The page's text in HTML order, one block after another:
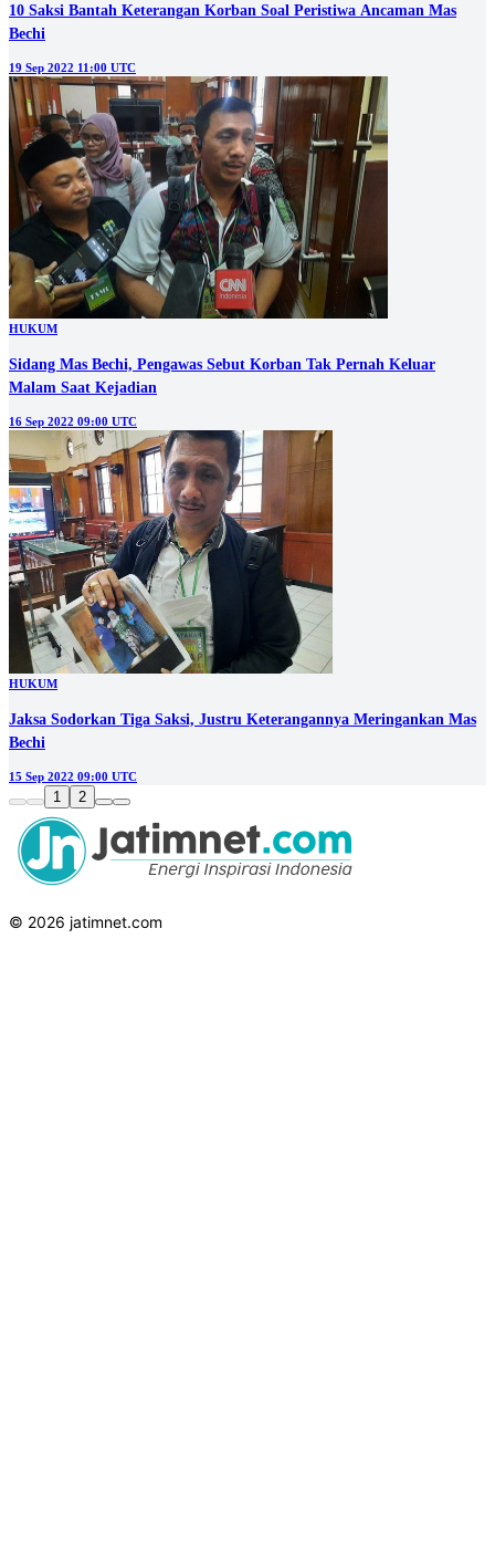
10 Saksi Bantah Keterangan Korban Soal Peristiwa Ancaman Mas
Bechi
19 Sep 2022 11:00 UTC
HUKUM
Sidang Mas Bechi, Pengawas Sebut Korban Tak Pernah Keluar
Malam Saat Kejadian
16 Sep 2022 09:00 UTC
HUKUM
Jaksa Sodorkan Tiga Saksi, Justru Keterangannya Meringankan Mas
Bechi
15 Sep 2022 09:00 UTC
1 2
© 2026 jatimnet.com